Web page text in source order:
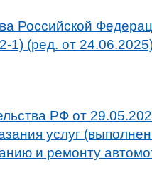
Российской
(ред. от
РФ от
услуг
и ремонту